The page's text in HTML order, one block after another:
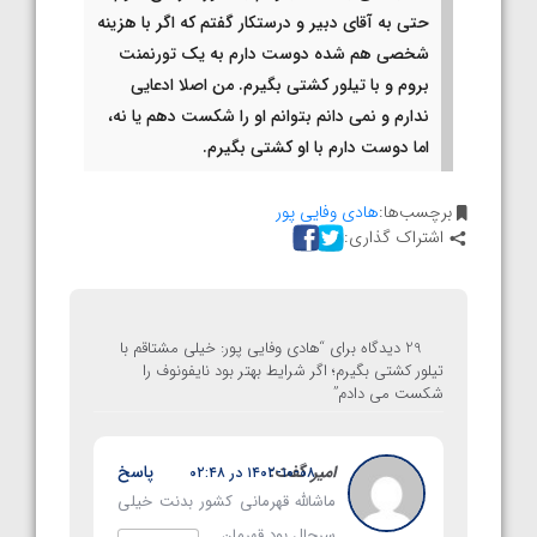
حتی به آقای دبیر و درستکار گفتم که اگر با هزینه
شخصی هم شده دوست دارم به یک تورنمنت
بروم و با تیلور کشتی بگیرم. من اصلا ادعایی
ندارم و نمی دانم بتوانم او را شکست دهم یا نه،
اما دوست دارم با او کشتی بگیرم.
برچسب‌ها:هادی وفایی پور
اشتراک گذاری:
29 دیدگاه برای “
هادی وفایی پور: خیلی مشتاقم با
تیلور کشتی بگیرم؛ اگر شرایط بهتر بود نایفونوف را
شکست می دادم”
امیرگفت:
۱۴۰۲-۱۰-۰۸ در ۰۲:۴۸
ماشالله قهرمانی کشور بدنت خیلی
پاسخ